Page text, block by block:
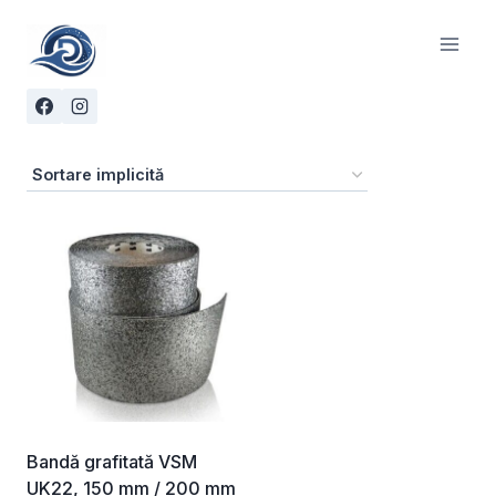
content
Bandă grafitată VSM
UK22, 150 mm / 200 mm